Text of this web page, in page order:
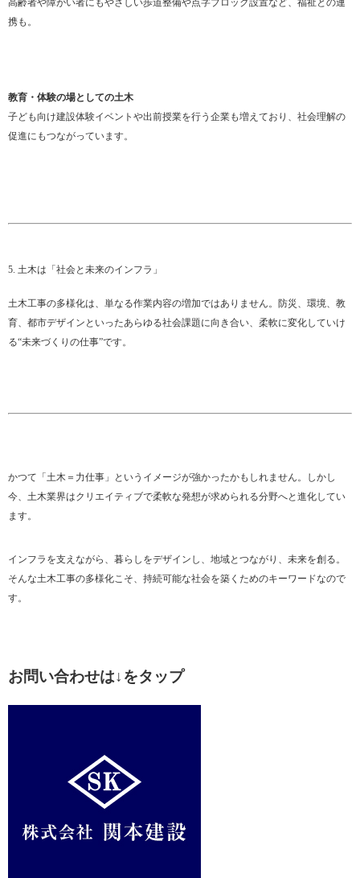
高齢者や障がい者にもやさしい歩道整備や点字ブロック設置など、福祉との連
携も。
教育・体験の場としての土木
子ども向け建設体験イベントや出前授業を行う企業も増えており、社会理解の
促進にもつながっています。
5. 土木は「社会と未来のインフラ」
土木工事の多様化は、単なる作業内容の増加ではありません。防災、環境、教
育、都市デザインといったあらゆる社会課題に向き合い、柔軟に変化していけ
る“未来づくりの仕事”です。
かつて「土木＝力仕事」というイメージが強かったかもしれません。しかし
今、土木業界はクリエイティブで柔軟な発想が求められる分野へと進化してい
ます。
インフラを支えながら、暮らしをデザインし、地域とつながり、未来を創る。
そんな土木工事の多様化こそ、持続可能な社会を築くためのキーワードなので
す。
お問い合わせは↓をタップ